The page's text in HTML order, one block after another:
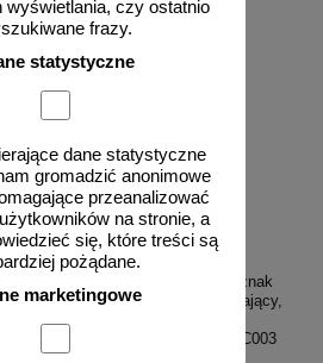
wyświetlania, czy ostatnio
frazy.
statystyczne
dane statystyczne
gromadzić anonimowe
przeanalizować
na stronie, a
się, które treści są
pożądane.
marketingowe
KC003
Strefa niebezpieczna - znak
bezpieczeństwa, ostrzegający,
elektromagnetyczne - KC003